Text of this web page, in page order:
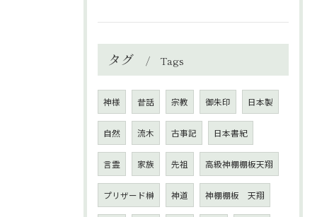
タグ Tags
神様 昔話 宗教 御朱印 日本製
自然 流木 古事記 日本書紀
言霊 家族 先祖 高級神棚棚板天翔
プリザード榊 神道 神棚棚板 天翔